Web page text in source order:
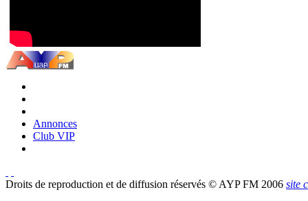
Annonces
Club VIP
Droits de reproduction et de diffusion réservés © AYP FM 2006 site